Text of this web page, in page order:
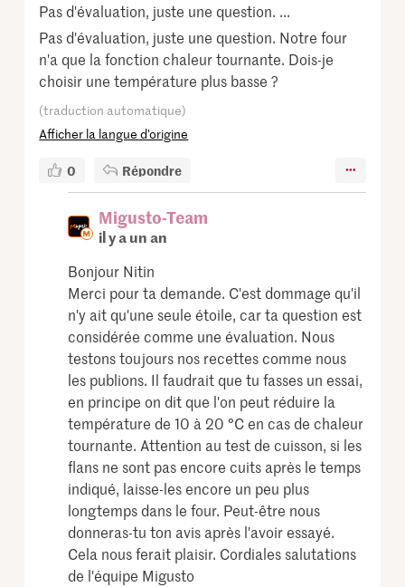
Pas d'évaluation, juste une question. ...
Pas d'évaluation, juste une question. Notre four
n'a que la fonction chaleur tournante. Dois-je
choisir une température plus basse ?
(traduction automatique)
Afficher la langue d’origine
0 Répondre
Migusto-Team
il y a un an
Bonjour Nitin
Merci pour ta demande. C'est dommage qu'il
n'y ait qu'une seule étoile, car ta question est
considérée comme une évaluation. Nous
testons toujours nos recettes comme nous
les publions. Il faudrait que tu fasses un essai,
en principe on dit que l'on peut réduire la
température de 10 à 20 °C en cas de chaleur
tournante. Attention au test de cuisson, si les
flans ne sont pas encore cuits après le temps
indiqué, laisse-les encore un peu plus
longtemps dans le four. Peut-être nous
donneras-tu ton avis après l'avoir essayé.
Cela nous ferait plaisir. Cordiales salutations
de l'équipe Migusto